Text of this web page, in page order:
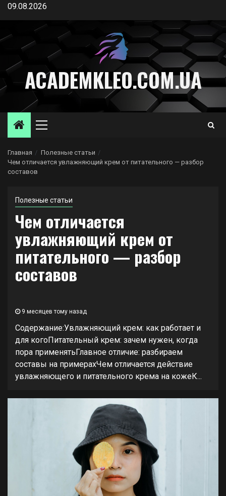
Перейти
содержимому
09.08.2026
ACADEMKLEO.COM.UA
Основное
Главная
Полезные статьи
Чем отличается увлажняющий крем от питательного — разбор
составов
Полезные статьи
Чем отличается
увлажняющий крем от
питательного — разбор
составов
9 месяцев тому назад
Содержание:Увлажняющий крем: как работает и
для когоПитательный крем: зачем нужен, когда
пора применятьГлавное отличие: разбираем
составы на примерахЧем отличается действие
увлажняющего и питательного крема на кожеК...